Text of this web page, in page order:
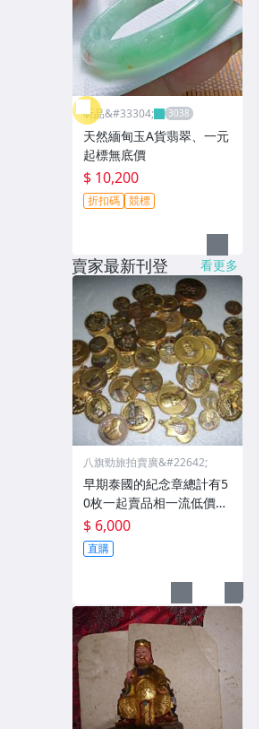
昕品&#33304;
天然緬甸玉A貨翡翠、一元
起標無底價
$ 10,200
折扣碼 競標
賣家最新刊登 看更多
八旗勁旅拍賣廣&#22642;
早期泰國的紀念章總計有5
0枚一起賣品相一流低價起
標
$ 6,000
直購